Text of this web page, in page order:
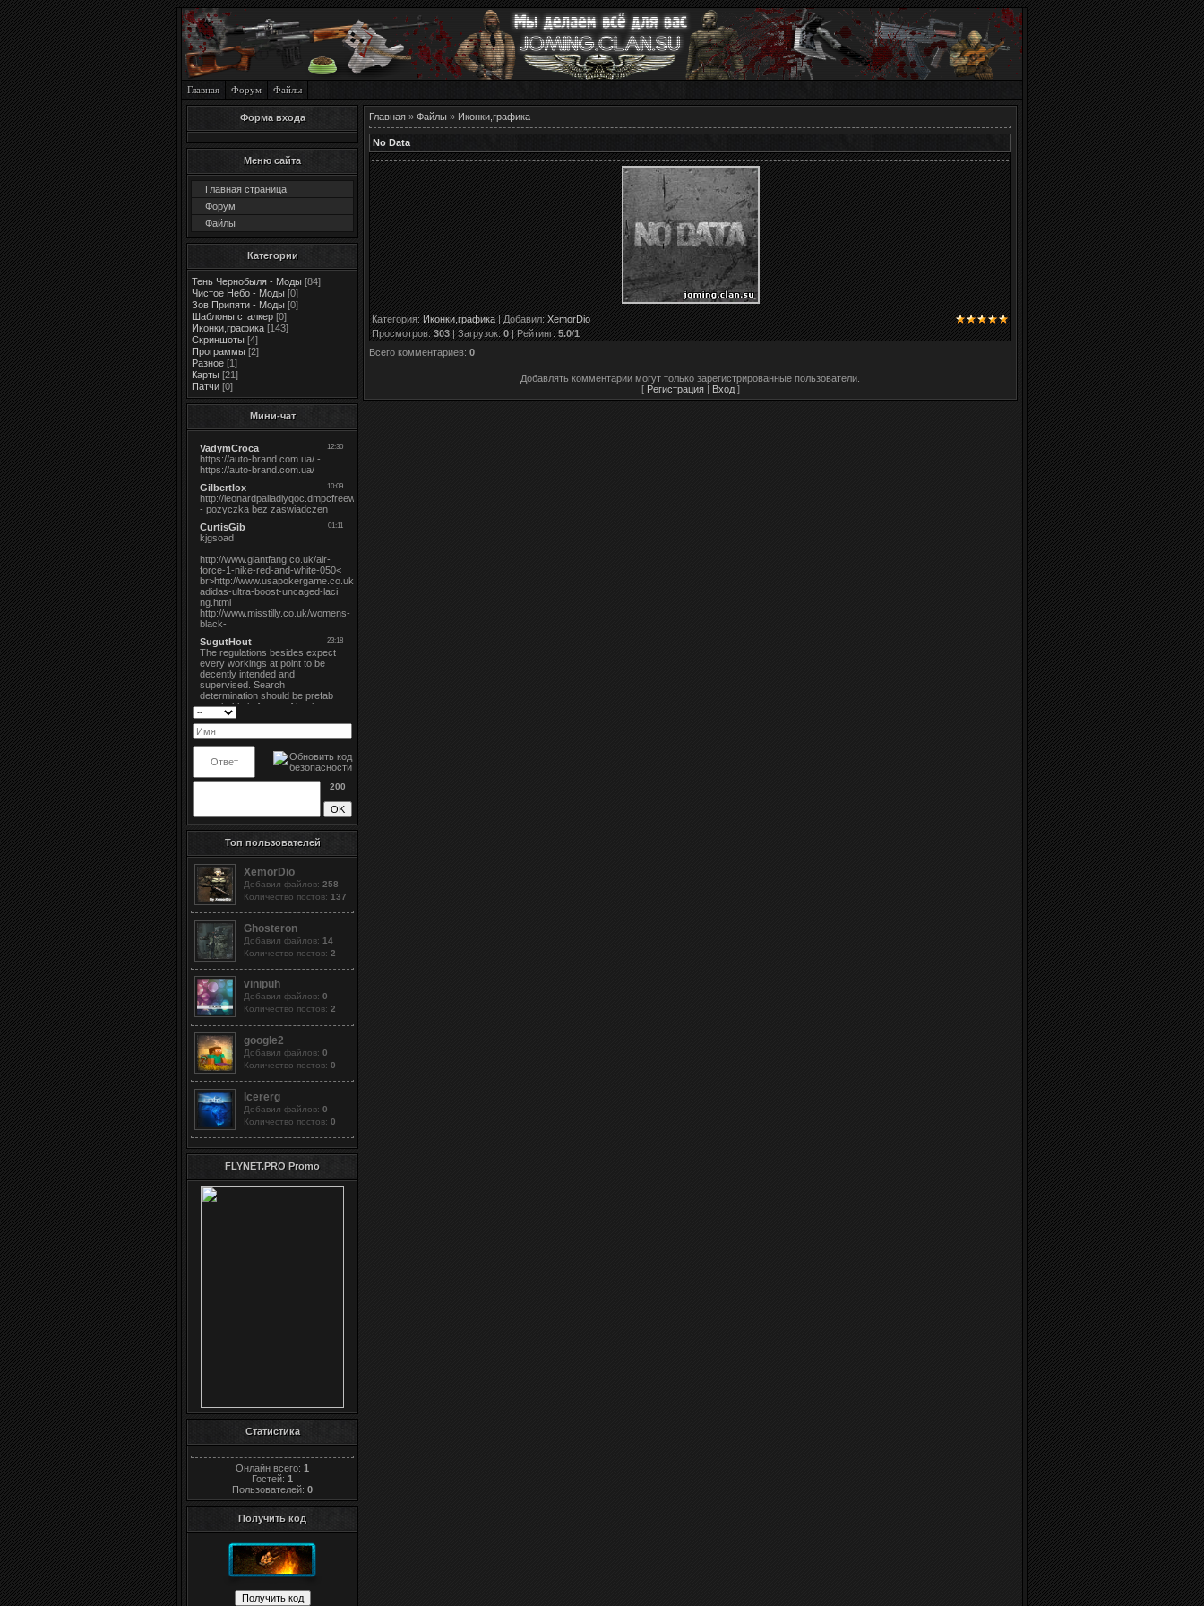
Главная Форум Файлы
Форма входа
Меню сайта
Главная страница
Форум
Файлы
Категории
Тень Чернобыля - Моды [84]
Чистое Небо - Моды [0]
Зов Припяти - Моды [0]
Шаблоны сталкер [0]
Иконки,графика [143]
Скриншоты [4]
Программы [2]
Разное [1]
Карты [21]
Патчи [0]
Мини-чат
200
Топ пользователей
XemorDio
Добавил файлов: 258
Количество постов: 137
Ghosteron
Добавил файлов: 14
Количество постов: 2
vinipuh
Добавил файлов: 0
Количество постов: 2
google2
Добавил файлов: 0
Количество постов: 0
Icererg
Добавил файлов: 0
Количество постов: 0
FLYNET.PRO Promo
Статистика
Онлайн всего: 1
Гостей: 1
Пользователей: 0
Получить код
Главная » Файлы » Иконки,графика
No Data
Категория:Иконки,графика|Добавил:XemorDio
Просмотров:303|Загрузок:0|Рейтинг:5.0/1
Всего комментариев: 0
Добавлять комментарии могут только зарегистрированные пользователи.
[ Регистрация| Вход]